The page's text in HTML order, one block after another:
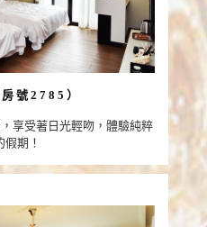
號2785）
享受著日光輕吻，體驗純粹
假期！